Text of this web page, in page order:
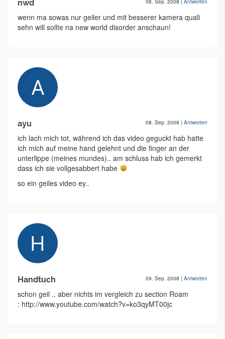
nwd 08. Sep. 2008 | Antworten
wenn ma sowas nur geiler und mit besserer kamera quali
sehn will sollte na new world disorder anschaun!
ayu 08. Sep. 2008 | Antworten
ich lach mich tot, während ich das video geguckt hab hatte
ich mich auf meine hand gelehnt und die finger an der
unterlippe (meines mundes).. am schluss hab ich gemerkt
dass ich sie vollgesabbert habe
so ein geiles video ey..
Handtuch 09. Sep. 2008 | Antworten
schon geil .. aber nichts im vergleich zu section Roam
: http://www.youtube.com/watch?v=ko3qyMT00jc